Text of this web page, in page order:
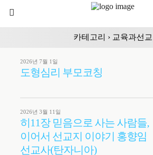
카테고리 ›교육과선교
2026년 7월 1일
도형심리 부모코칭
2026년 3월 11일
히11장 믿음으로 사는 사람들,
이어서 선교지 이야기 홍향임
선교사(탄자니아)